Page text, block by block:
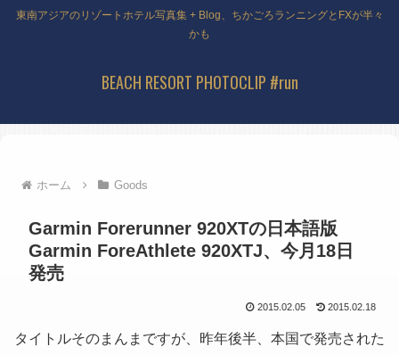
東南アジアのリゾートホテル写真集 + Blog、ちかごろランニングとFXが半々
かも
BEACH RESORT PHOTOCLIP #run
ホーム Goods
Garmin Forerunner 920XTの日本語版
Garmin ForeAthlete 920XTJ、今月18日
発売
2015.02.05 2015.02.18
タイトルそのまんまですが、昨年後半、本国で発売された